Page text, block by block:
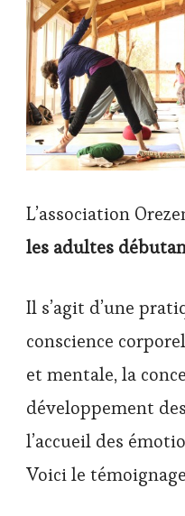
L’association
les adultes
Il s’agit d’une
conscience
et mentale, la
développement
l’accueil des
Voici le